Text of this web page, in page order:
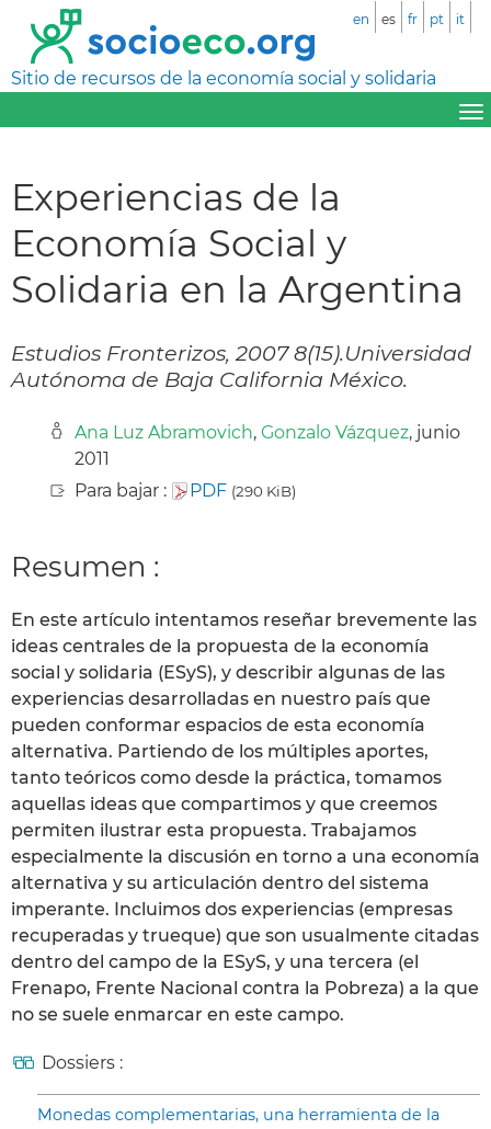
Sitio de recursos de la economía social y solidaria
en es fr pt it
Experiencias de la
Economía Social y
Solidaria en la Argentina
Estudios Fronterizos, 2007 8(15).Universidad
Autónoma de Baja California México.
Ana Luz Abramovich, Gonzalo Vázquez, junio
2011
Para bajar :
PDF (290 KiB)
Resumen :
En este artículo intentamos reseñar brevemente las
ideas centrales de la propuesta de la economía
social y solidaria (ESyS), y describir algunas de las
experiencias desarrolladas en nuestro país que
pueden conformar espacios de esta economía
alternativa. Partiendo de los múltiples aportes,
tanto teóricos como desde la práctica, tomamos
aquellas ideas que compartimos y que creemos
permiten ilustrar esta propuesta. Trabajamos
especialmente la discusión en torno a una economía
alternativa y su articulación dentro del sistema
imperante. Incluimos dos experiencias (empresas
recuperadas y trueque) que son usualmente citadas
dentro del campo de la ESyS, y una tercera (el
Frenapo, Frente Nacional contra la Pobreza) a la que
no se suele enmarcar en este campo.
Dossiers :
Monedas complementarias, una herramienta de la